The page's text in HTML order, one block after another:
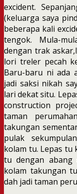
excident.
(keluarga saya
beberapa kali
tengok. Mula-
dengan trak
lori treler pecah
Baru-baru ni ada
jadi saksi nikah
lari dekat situ.
construction
taman
takungan
pulak
kolam tu. Lepas tu
tu dengan abang
kolam takungan
dah jadi taman